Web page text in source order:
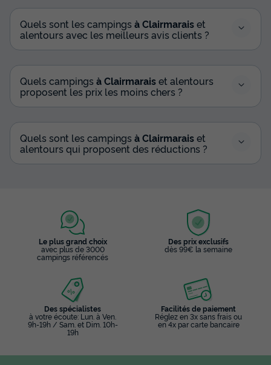
Quels sont les campings à Clairmaraiset
alentours avec les meilleurs avis clients ?
Quels campings à Clairmaraiset alentours
proposent les prix les moins chers ?
Quels sont les campings à Clairmaraiset
alentours qui proposent des réductions ?
Le plus grand choix
avec plus de 3000
campings référencés
Des prix exclusifs
dès 99€ la semaine
Des spécialistes
à votre écoute: Lun. à Ven.
9h-19h / Sam. et Dim. 10h-
19h
Facilités de paiement
Réglez en 3x sans frais ou
en 4x par carte bancaire